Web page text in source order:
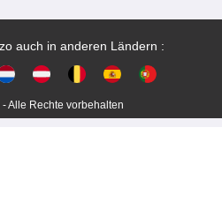
auch in anderen Ländern :
Alle Rechte vorbehalten